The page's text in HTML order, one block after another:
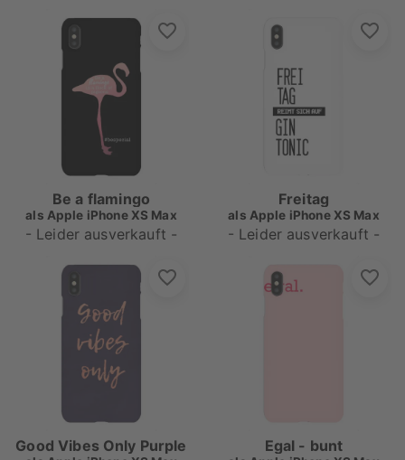
Be a flamingo
als Apple iPhone XS Max
- Leider ausverkauft -
Freitag
als Apple iPhone XS Max
- Leider ausverkauft -
Good Vibes Only Purple Egal - bunt